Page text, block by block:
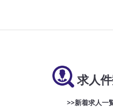
求人
>>新着求人一